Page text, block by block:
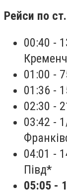
Рейси по
00:40 -
01:00 -
01:36 -
02:30 -
03:42 -
04:01 -
Півд*
05:05 -